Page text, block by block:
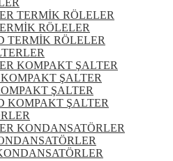
TERMİK RÖLELER
RÖLELER
TERMİK RÖLELER
KOMPAKT ŞALTER
ŞALTER
ŞALTER
KOMPAKT ŞALTER
KONDANSATÖRLER